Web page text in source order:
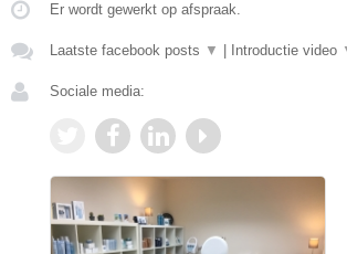
Er wordt gewerkt op afspraak.
Laatste facebook posts ▼ Introductie video
Sociale media: